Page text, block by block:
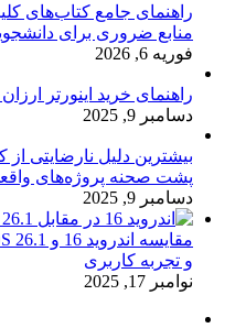
راهنمای جامع کتاب‌های
منابع ضروری برای
فوریه 6, 2026
راهنمای خرید اینورتر
دسامبر 9, 2025
بیشترین دلیل نارضایتی
پشت صحنه پروژه‌های
دسامبر 9, 2025
و تجربه کاربری
نوامبر 17, 2025